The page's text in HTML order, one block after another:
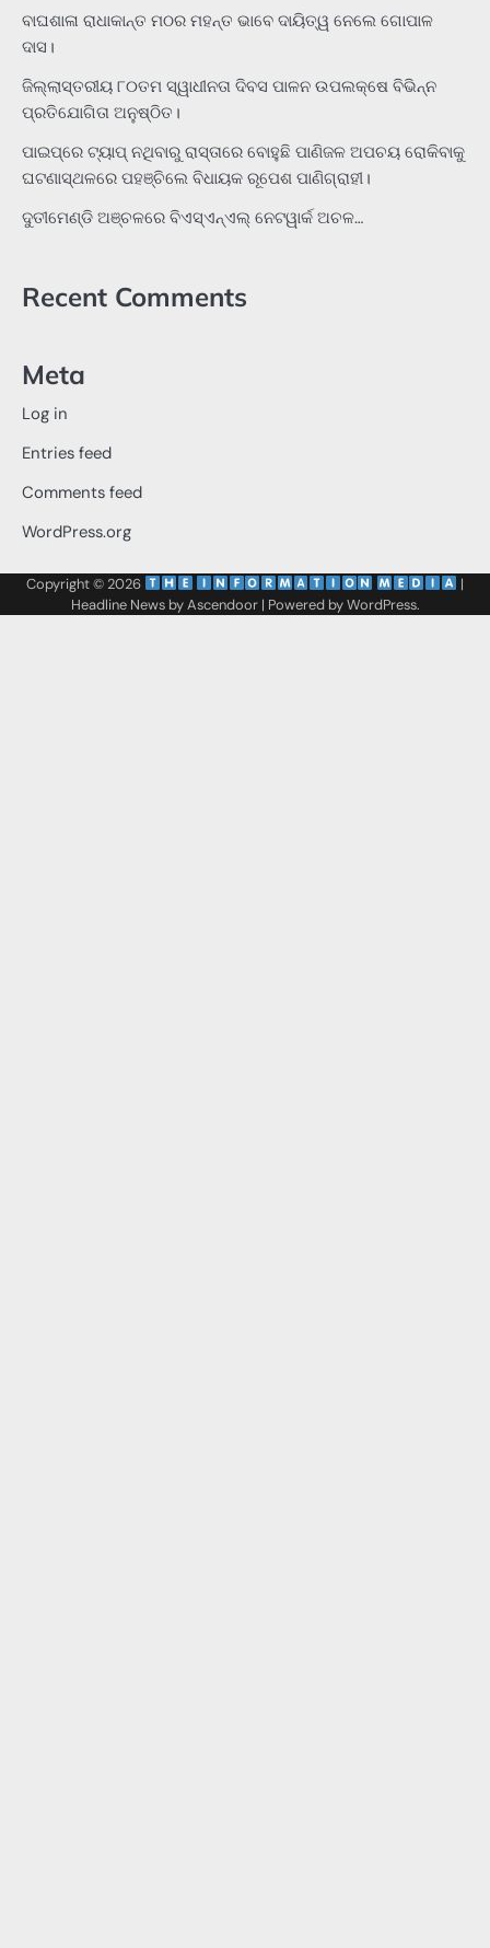
ବାଘଶାଳା ରାଧାକାନ୍ତ ମଠର ମହନ୍ତ ଭାବେ ଦାୟିତ୍ୱ ନେଲେ ଗୋପାଳ
ଦାସ।
ଜିଲ୍ଲାସ୍ତରୀୟ ୮୦ତମ ସ୍ୱାଧୀନତା ଦିବସ ପାଳନ ଉପଲକ୍ଷେ ବିଭିନ୍ନ
ପ୍ରତିଯୋଗିତା ଅନୁଷ୍ଠିତ।
ପାଇପ୍‌ରେ ଟ୍ୟାପ୍‌ ନଥିବାରୁ ରାସ୍ତାରେ ବୋହୁଛି ପାଣିଜଳ ଅପଚୟ ରୋକିବାକୁ
ଘଟଣାସ୍ଥଳରେ ପହଞ୍ଚିଲେ ବିଧାୟକ ରୂପେଶ ପାଣିଗ୍ରାହୀ।
ଦୁତୀମେଣ୍ଡି ଅଞ୍ଚଳରେ ବିଏସ୍‌ଏନ୍‌ଏଲ୍‌ ନେଟୱାର୍କ ଅଚଳ…
Recent Comments
Meta
Log in
Entries feed
Comments feed
WordPress.org
Copyright © 2026
|
Headline News byAscendoor| Powered byWordPress.